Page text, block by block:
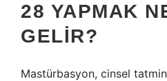
28 YAPMAK
GELIR?
Mastürbasyon, cinsel